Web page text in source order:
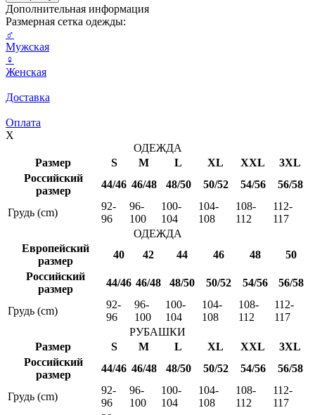
Дополнительная информация
Размерная сетка одежды:
♂
Мужская
♀
Женская
Доставка
Оплата
X
ОДЕЖДА
Размер
S M L XL XXL
3XL
Российский
размер
44/46 46/48 48/50 50/52 54/56 56/58
Грудь (cm)
92-
96
96-
100
100-
104
104-
108
108-
112
112-
117
ОДЕЖДА
Европейский
размер
40 42 44 46 48
50
Российский
размер
44/46 46/48 48/50 50/52 54/56 56/58
Грудь (cm)
92-
96
96-
100
100-
104
104-
108
108-
112
112-
117
РУБАШКИ
Размер
S M L XL XXL
3XL
Российский
размер
44/46 46/48 48/50 50/52 54/56 56/58
Грудь (cm)
92-
96
96-
100
100-
104
104-
108
108-
112
112-
117